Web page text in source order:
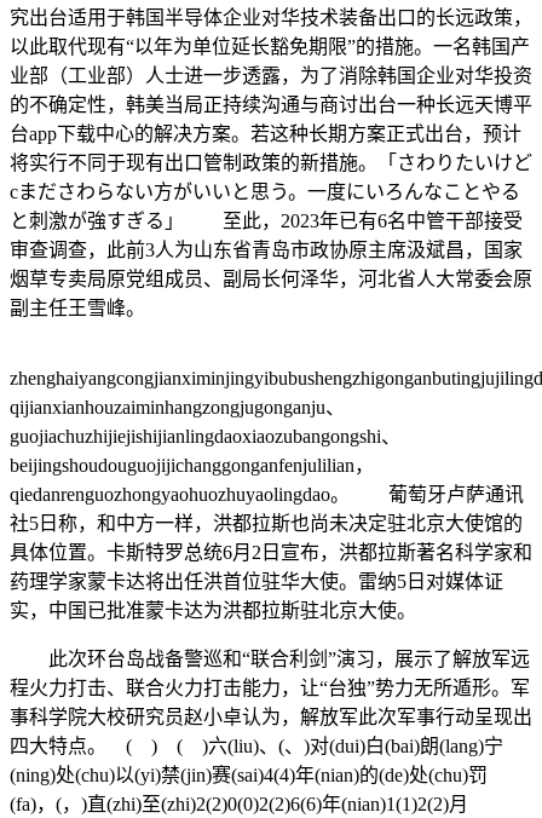
究出台适用于韩国半导体企业对华技术装备出口的长远政策，
以此取代现有“以年为单位延长豁免期限”的措施。一名韩国产
业部（工业部）人士进一步透露，为了消除韩国企业对华投资
的不确定性，韩美当局正持续沟通与商讨出台一种长远天博平
台app下载中心的解决方案。若这种长期方案正式出台，预计
将实行不同于现有出口管制政策的新措施。「さわりたいけど
cまださわらない方がいいと思う。一度にいろんなことやる
と刺激が強すぎる」 至此，2023年已有6名中管干部接受
审查调查，此前3人为山东省青岛市政协原主席汲斌昌，国家
烟草专卖局原党组成员、副局长何泽华，河北省人大常委会原
副主任王雪峰。
qijianxianhouzaiminhangzongjugonganju、
guojiachuzhijiejishijianlingdaoxiaozubangongshi、
beijingshoudouguojijichanggonganfenjulilian，
qiedanrenguozhongyaohuozhuyaolingdao。 葡萄牙卢萨通讯
社5日称，和中方一样，洪都拉斯也尚未决定驻北京大使馆的
具体位置。卡斯特罗总统6月2日宣布，洪都拉斯著名科学家和
药理学家蒙卡达将出任洪首位驻华大使。雷纳5日对媒体证
实，中国已批准蒙卡达为洪都拉斯驻北京大使。
此次环台岛战备警巡和“联合利剑”演习，展示了解放军远
程火力打击、联合火力打击能力，让“台独”势力无所遁形。军
事科学院大校研究员赵小卓认为，解放军此次军事行动呈现出
四大特点。 ( ) ( )六(liu)、(、)对(dui)白(bai)朗(lang)宁
(ning)处(chu)以(yi)禁(jin)赛(sai)4(4)年(nian)的(de)处(chu)罚
(fa)，(，)直(zhi)至(zhi)2(2)0(0)2(2)6(6)年(nian)1(1)2(2)月